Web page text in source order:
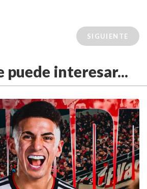
SIGUIENTE
puede interesar...